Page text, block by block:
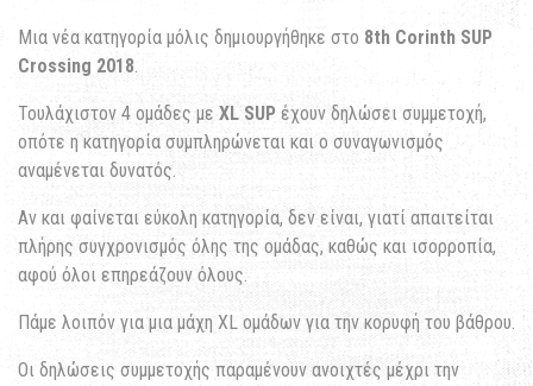
Μια νέα κατηγορία μόλις δημιουργήθηκε στο 8th Corinth SUP
Crossing 2018.
Τουλάχιστον 4 ομάδες με XL SUP έχουν δηλώσει συμμετοχή,
οπότε η κατηγορία συμπληρώνεται και ο συναγωνισμός
αναμένεται δυνατός.
Αν και φαίνεται εύκολη κατηγορία, δεν είναι, γιατί απαιτείται
πλήρης συγχρονισμός όλης της ομάδας, καθώς και ισορροπία,
αφού όλοι επηρεάζουν όλους.
Πάμε λοιπόν για μια μάχη XL ομάδων για την κορυφή του βάθρου.
Οι δηλώσεις συμμετοχής παραμένουν ανοιχτές μέχρι την